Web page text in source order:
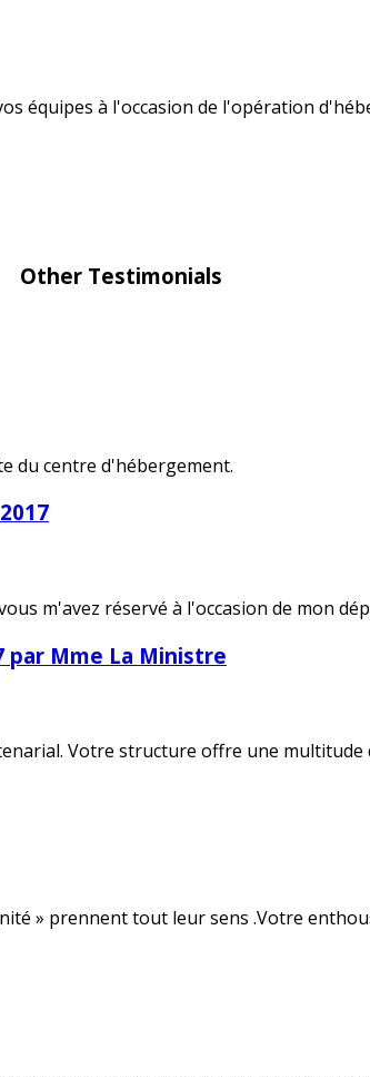
équipes à l'occasion de l'opération
Other Testimonials
du centre d'hébergement.
m'avez réservé à l'occasion de mon
par Mme La Ministre
Votre structure offre une
» prennent tout leur sens .Votre